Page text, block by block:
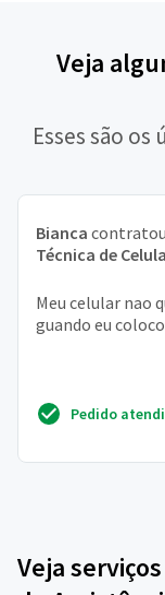
Veja
Esses são
Bianca contratou
Técnica de
Meu celular nao
guando eu
Pedido
Veja